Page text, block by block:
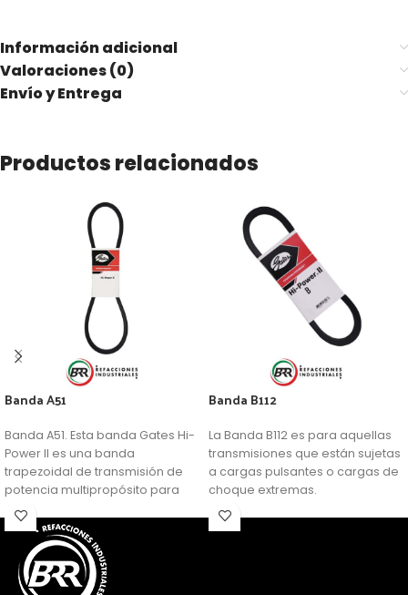
Información adicional
Valoraciones (0)
Envío y Entrega
Productos relacionados
Banda A51
Banda A51. Esta banda Gates Hi-
Power II es una banda
trapezoidal de transmisión de
potencia multipropósito para
aplicaciones generalizadas.
Banda B112
La Banda B112 es para aquellas
transmisiones que están sujetas
a cargas pulsantes o cargas de
choque extremas.